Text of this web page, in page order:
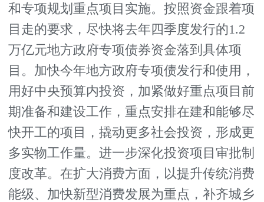
和专项规划重点项目实施。按照资金跟着项
目走的要求，尽快将去年四季度发行的1.2
万亿元地方政府专项债券资金落到具体项
目。加快今年地方政府专项债发行和使用，
用好中央预算内投资，加紧做好重点项目前
期准备和建设工作，重点安排在建和能够尽
快开工的项目，撬动更多社会投资，形成更
多实物工作量。进一步深化投资项目审批制
度改革。在扩大消费方面，以提升传统消费
能级、加快新型消费发展为重点，补齐城乡